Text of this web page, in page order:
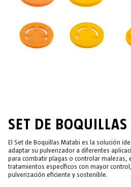
SET DE BOQUILLAS
El Set de Boquillas Matabi es la solución
adaptar su pulverizador a diferentes
para combatir plagas o controlar malezas,
tratamientos específicos con mayor
pulverización eficiente y sostenible.